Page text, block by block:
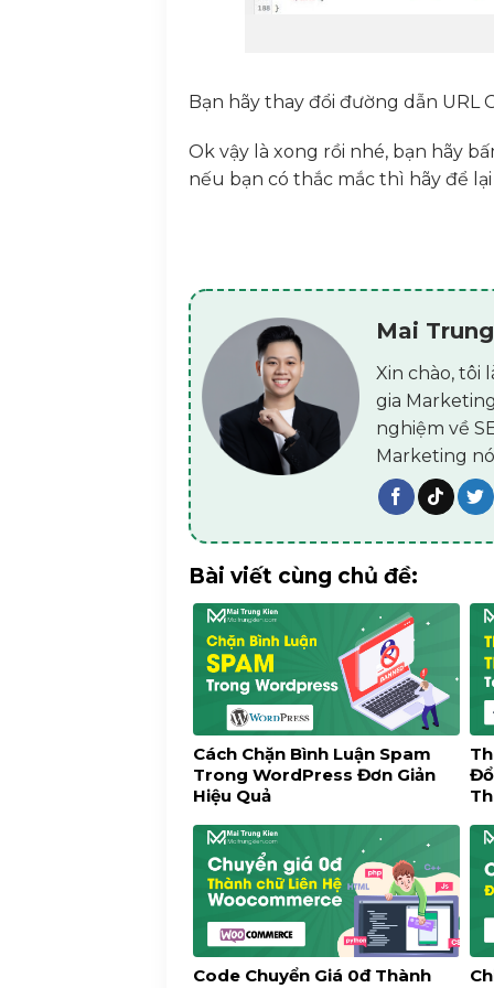
echo
getPostViews(get_the_ID
}
//Đếm view trong post
add_action
(
//Overwrite hàm
function
flatsome_posted_on (
$time_string
= '<time
(get_the_time ('U')
'<time
datetime="%3$s">%4$s</time>'
}
$time_string=sprintf(
esc_attr
get_the_date(
esc_html(get_the_date
esc_attr(
esc_html(
);
$posted_on =sprintf (
esc_html_x
'<a href="'
esc_url
);
$byline= sprintf
esc_html_x
' Đăng bởi %s '
'<span class="meta-author
Bạn hãy thay đổi đường dẫn
Ok vậy là xong rồi nhé, bạn hãy
nếu bạn có thắc mắc thì hãy để
Mai
Xin chào, tôi
gia
nghiệm về
Marketing
Bài viết cùng chủ đề:
Cách Chặn Bình Luận Spam
Trong WordPress Đơn Giản
Hiệu Quả
Code Chuyển Giá 0đ Thành